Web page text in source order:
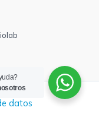
datos